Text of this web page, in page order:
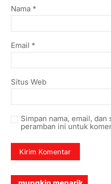
Nama *
Email *
Situs Web
Simpan nama, email, dan
peramban ini untuk